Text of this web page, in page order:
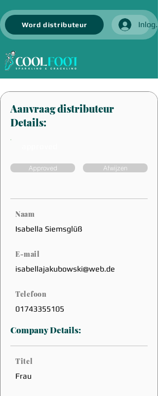
Word distributeur
Aanvraag distributeur
Details:
Approved Afwijzen
Naam
Isabella Siemsglüß
E-mail
isabellajakubowski@web.de
Telefoon
01743355105
Company Details:
Titel
Frau